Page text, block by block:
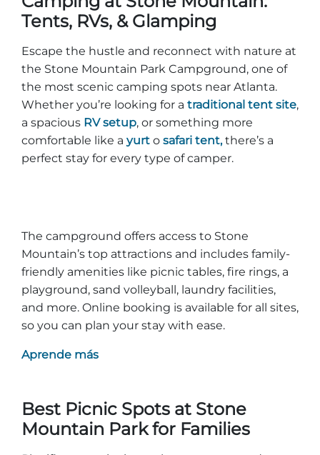
Tents, RVs, & Glamping
Escape the hustle and reconnect with nature at
the Stone Mountain Park Campground, one of
the most scenic camping spots near Atlanta.
Whether you’re looking for a traditional tent site,
a spacious RV setup, or something more
comfortable like a yurt o safari tent,there’s a
perfect stay for every type of camper.
The campground offers access to Stone
Mountain’s top attractions and includes family-
friendly amenities like picnic tables, fire rings, a
playground, sand volleyball, laundry facilities,
and more. Online booking is available for all sites,
so you can plan your stay with ease.
Aprende más
Best Picnic Spots at Stone
Mountain Park for Families